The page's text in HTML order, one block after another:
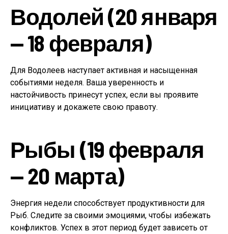
Водолей (20 января
— 18 февраля)
Для Водолеев наступает активная и насыщенная
событиями неделя. Ваша уверенность и
настойчивость принесут успех, если вы проявите
инициативу и докажете свою правоту.
Рыбы (19 февраля
— 20 марта)
Энергия недели способствует продуктивности для
Рыб. Следите за своими эмоциями, чтобы избежать
конфликтов. Успех в этот период будет зависеть от